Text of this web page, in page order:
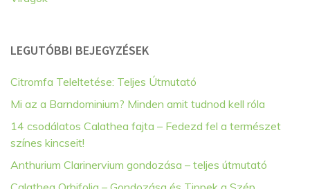
LEGUTÓBBI BEJEGYZÉSEK
Citromfa Teleltetése: Teljes Útmutató
Mi az a Barndominium? Minden amit tudnod kell róla
14 csodálatos Calathea fajta – Fedezd fel a természet
színes kincseit!
Anthurium Clarinervium gondozása – teljes útmutató